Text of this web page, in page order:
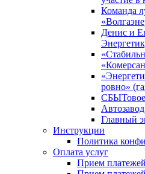
Команда
Денис и
ровно»
СБЫТовое
Главный
Инструкции
Политика
Оплата услуг
Прием